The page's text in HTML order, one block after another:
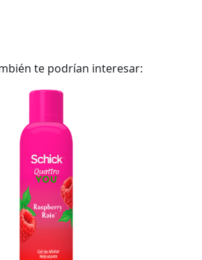
te podrían interesar: